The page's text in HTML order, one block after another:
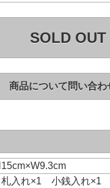
SOLD OUT
商品について問い合わ
×1 小銭入れ×1